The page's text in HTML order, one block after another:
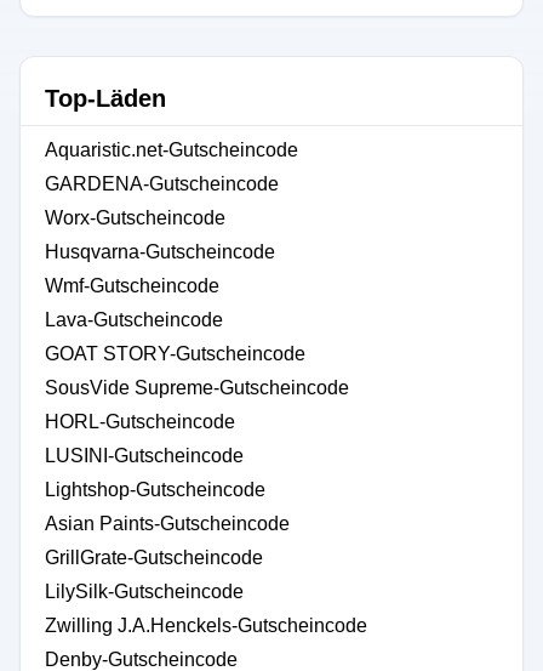
Top-Läden
Aquaristic.net-Gutscheincode
GARDENA-Gutscheincode
Worx-Gutscheincode
Husqvarna-Gutscheincode
Wmf-Gutscheincode
Lava-Gutscheincode
GOAT STORY-Gutscheincode
SousVide Supreme-Gutscheincode
HORL-Gutscheincode
LUSINI-Gutscheincode
Lightshop-Gutscheincode
Asian Paints-Gutscheincode
GrillGrate-Gutscheincode
LilySilk-Gutscheincode
Zwilling J.A.Henckels-Gutscheincode
Denby-Gutscheincode